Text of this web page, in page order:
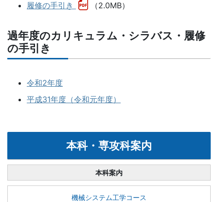
履修の手引き （2.0MB）
過年度のカリキュラム・シラバス・履修
の手引き
令和2年度
平成31年度（令和元年度）
本科・専攻科案内
本科案内
機械システム工学コース